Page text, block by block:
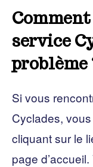
service
problème
Si vous
Cyclades,
cliquant sur le
page